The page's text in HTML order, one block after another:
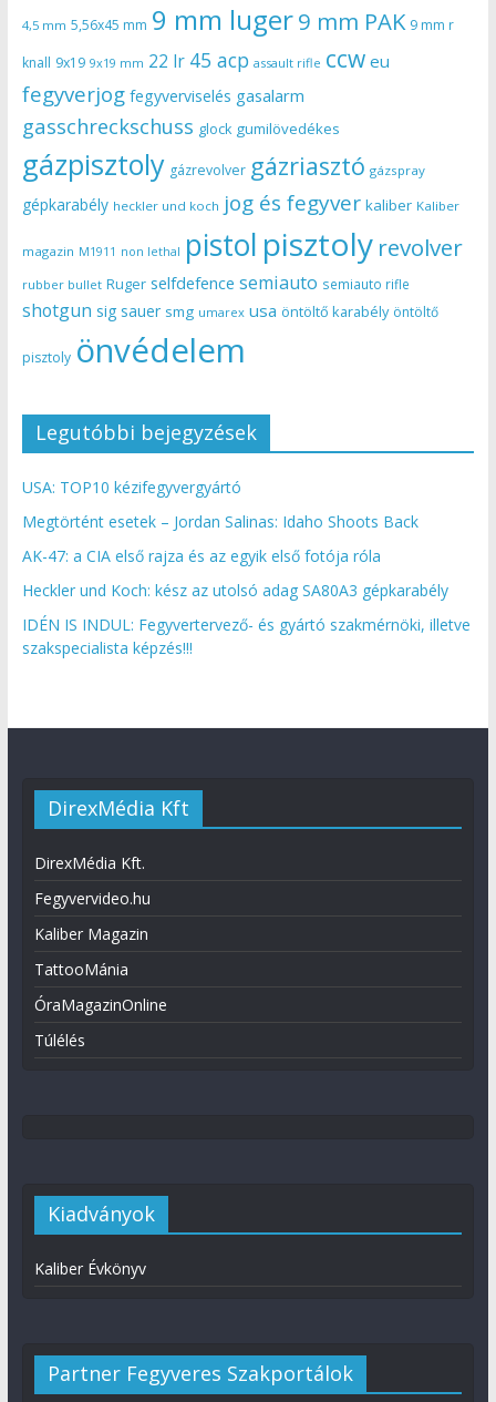
4,5 mm 5,56x45 mm 9 mm luger9 mm PAK 9 mm r
knall 9x19 9x19 mm 22 lr 45 acp assault rifle ccw eu
fegyverjog fegyverviselés gasalarm
gasschreckschuss glock gumilövedékes
gázpisztoly gázrevolver gázriasztó gázspray
gépkarabély heckler und koch jog és fegyver kaliber Kaliber
magazin M1911 non lethal pistol pisztoly revolver
rubber bullet Ruger selfdefence semiauto semiauto rifle
shotgun sig sauer smg umarex usa öntöltő karabély öntöltő
pisztoly önvédelem
Legutóbbi bejegyzések
USA: TOP10 kézifegyvergyártó
Megtörtént esetek – Jordan Salinas: Idaho Shoots Back
AK-47: a CIA első rajza és az egyik első fotója róla
Heckler und Koch: kész az utolsó adag SA80A3 gépkarabély
IDÉN IS INDUL: Fegyvertervező- és gyártó szakmérnöki, illetve
szakspecialista képzés!!!
DirexMédia Kft
DirexMédia Kft.
Fegyvervideo.hu
Kaliber Magazin
TattooMánia
ÓraMagazinOnline
Túlélés
Kiadványok
Kaliber Évkönyv
Partner Fegyveres Szakportálok